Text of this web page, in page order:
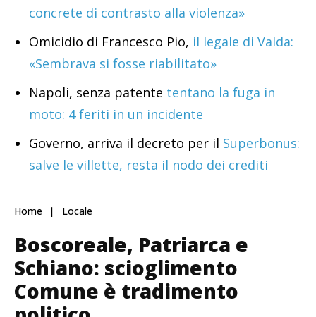
concrete di contrasto alla violenza»
Omicidio di Francesco Pio, il legale di Valda:
«Sembrava si fosse riabilitato»
Napoli, senza patente tentano la fuga in
moto: 4 feriti in un incidente
Governo, arriva il decreto per il Superbonus:
salve le villette, resta il nodo dei crediti
Home Locale
Boscoreale, Patriarca e
Schiano: scioglimento
Comune è tradimento